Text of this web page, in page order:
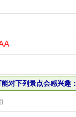
对下列景点会感兴趣：
)